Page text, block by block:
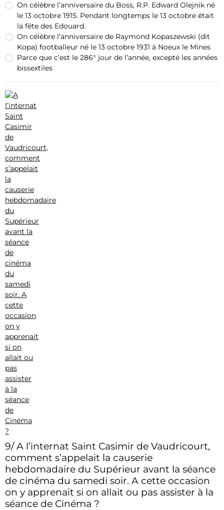
On célèbre l’anniversaire du Boss, R.P. Edward Olejnik né
le 13 octobre 1915. Pendant longtemps le 13 octobre était
la fête des Edouard.
On célèbre l’anniversaire de Raymond Kopaszewski (dit
Kopa) footballeur né le 13 octobre 1931 à Noeux le Mines
Parce que c’est le 286° jour de l’année, excepté les années
bissextiles
9/ A l’internat Saint Casimir de Vaudricourt,
comment s’appelait la causerie
hebdomadaire du Supérieur avant la séance
de cinéma du samedi soir. A cette occasion
on y apprenait si on allait ou pas assister à la
séance de Cinéma ?